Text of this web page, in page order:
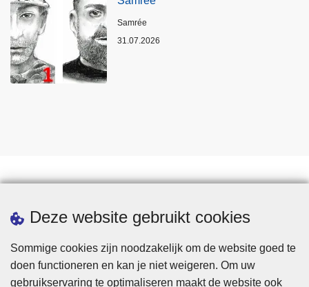
Deze website gebruikt cookies
Sommige cookies zijn noodzakelijk om de website goed te
doen functioneren en kan je niet weigeren. Om uw
gebruikservaring te optimaliseren maakt de website ook
Plaats
Samrée
31.07.2026